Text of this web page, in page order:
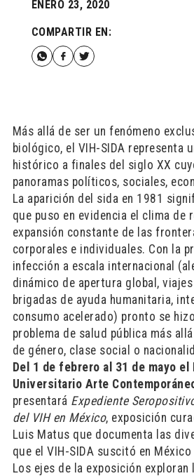
ENERO 23, 2020
COMPARTIR EN:
Más allá de ser un fenómeno
biológico, el VIH-SIDA representa
histórico a finales del siglo XX
panoramas políticos, sociales,
La aparición del sida en 1981
que puso en evidencia el clima de
expansión constante de las
corporales e individuales. Con la
infección a escala internacional
dinámico de apertura global,
brigadas de ayuda humanitaria,
consumo acelerado) pronto se
problema de salud pública más
de género, clase social o
Del 1 de febrero al 31 de mayo el
Universitario Arte
presentará Expediente
del VIH en México, exposición
Luis Matus que documenta las
que el VIH-SIDA suscitó en
Los ejes de la exposición exploran